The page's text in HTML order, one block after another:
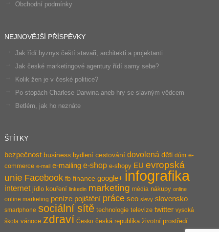
Obchodní podmínky
NEJNOVĚJŠÍ PŘÍSPĚVKY
Jak řídí byznys čeští stavaři, architekti a projektanti
Jak české marketingové agentury řídí samy sebe?
Kolik žen je v české politice?
Po stopách Charlese Darwina aneb hry se slavným vědcem
Betlém, jak ho neznáte
ŠTÍTKY
bezpečnost business bydlení cestování dovolená děti dům e-
commerce e-mail e-mailing e-shop e-shopy EU evropská
unie Facebook fb finance google+ infografika
internet jídlo kouření linkedin marketing média nákupy online
online marketing peníze pojištění práce seo slevy slovensko
smartphone sociální sítě technologie televize twitter vysoká
škola vánoce zdraví Česko česká republika životní prostředí